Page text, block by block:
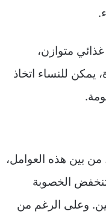
متوازن،
يمكن للنساء اتخاذ
من بين هذه العوامل،
تنخفض الخصوبة
وعلى الرغم من